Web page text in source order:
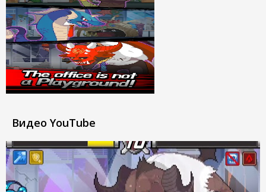
Видео YouTube